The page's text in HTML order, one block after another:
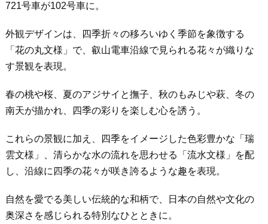
721号車が102号車に。
外観デザインは、四季折々の移ろいゆく季節を象徴する
「花の丸文様」で、叡山電車沿線で見られる花々が織りな
す景観を表現。
春の桃や桜、夏のアジサイと撫子、秋のもみじや萩、冬の
南天が描かれ、四季の彩りを楽しむ心を誘う。
これらの景観に加え、四季をイメージした色彩豊かな「瑞
雲文様」、清らかな水の流れを思わせる「流水文様」を配
し、沿線に四季の花々が咲き誇るような趣を表現。
自然を愛でる美しい伝統的な和柄で、日本の自然や文化の
奥深さを感じられる特別なひとときに。